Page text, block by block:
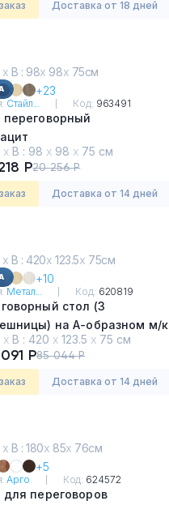
заказ Доставка от 18 дней
х В : 98х 98х 75см
+23
Стайл... Код: 963491
переговорный
х В : 98 х 98 х 75 см
Р20 256 Р
заказ Доставка от 14 дней
х В : 420х 123.5х 75см
+10
Метал... Код: 620819
стол (3
на А-образном м/к
х В : 420 х 123.5 х 75 см
Р85 044 Р
заказ Доставка от 14 дней
х В : 180х 85х 76см
+5
Арго Код: 624572
для переговоров